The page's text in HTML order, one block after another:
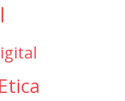
Etica